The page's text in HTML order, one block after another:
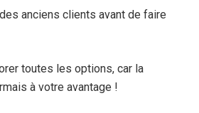
anciens clients avant de faire
toutes les options, car la
à votre avantage !